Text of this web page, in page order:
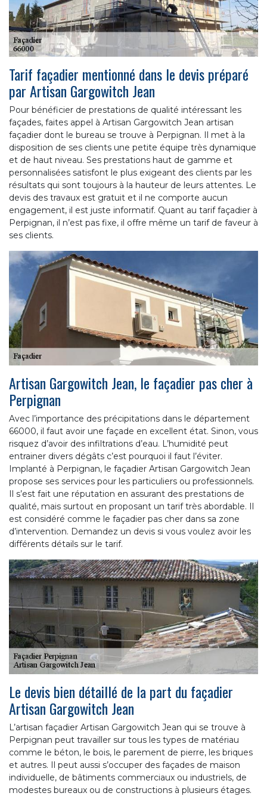
Tarif façadier mentionné dans le devis préparé
par Artisan Gargowitch Jean
Pour bénéficier de prestations de qualité intéressant les
façades, faites appel à Artisan Gargowitch Jean artisan
façadier dont le bureau se trouve à Perpignan. Il met à la
disposition de ses clients une petite équipe très dynamique
et de haut niveau. Ses prestations haut de gamme et
personnalisées satisfont le plus exigeant des clients par les
résultats qui sont toujours à la hauteur de leurs attentes. Le
devis des travaux est gratuit et il ne comporte aucun
engagement, il est juste informatif. Quant au tarif façadier à
Perpignan, il n’est pas fixe, il offre même un tarif de faveur à
ses clients.
Artisan Gargowitch Jean, le façadier pas cher à
Perpignan
Avec l’importance des précipitations dans le département
66000, il faut avoir une façade en excellent état. Sinon, vous
risquez d’avoir des infiltrations d’eau. L’humidité peut
entrainer divers dégâts c’est pourquoi il faut l’éviter.
Implanté à Perpignan, le façadier Artisan Gargowitch Jean
propose ses services pour les particuliers ou professionnels.
Il s’est fait une réputation en assurant des prestations de
qualité, mais surtout en proposant un tarif très abordable. Il
est considéré comme le façadier pas cher dans sa zone
d’intervention. Demandez un devis si vous voulez avoir les
différents détails sur le tarif.
Le devis bien détaillé de la part du façadier
Artisan Gargowitch Jean
L’artisan façadier Artisan Gargowitch Jean qui se trouve à
Perpignan peut travailler sur tous les types de matériau
comme le béton, le bois, le parement de pierre, les briques
et autres. Il peut aussi s’occuper des façades de maison
individuelle, de bâtiments commerciaux ou industriels, de
modestes bureaux ou de constructions à plusieurs étages.